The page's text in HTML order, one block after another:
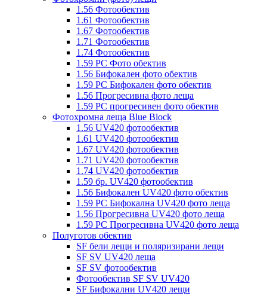
1.56 Фотообектив
1.61 Фотообектив
1.67 Фотообектив
1.71 Фотообектив
1.74 Фотообектив
1.59 PC Фото обектив
1.56 Бифокален фото обектив
1.59 PC Бифокален фото обектив
1.56 Прогресивна фото леща
1.59 PC прогресивен фото обектив
Фотохромна леща Blue Block
1.56 UV420 фотообектив
1.61 UV420 фотообектив
1.67 UV420 фотообектив
1.71 UV420 фотообектив
1.74 UV420 фотообектив
1.59 бр. UV420 фотообектив
1.56 Бифокален UV420 фото обектив
1.59 PC Бифокална UV420 фото леща
1.56 Прогресивна UV420 фото леща
1.59 PC Прогресивна UV420 фото леща
Полуготов обектив
SF бели лещи и поляризирани лещи
SF SV UV420 леща
SF SV фотообектив
Фотообектив SF SV UV420
SF Бифокални UV420 лещи